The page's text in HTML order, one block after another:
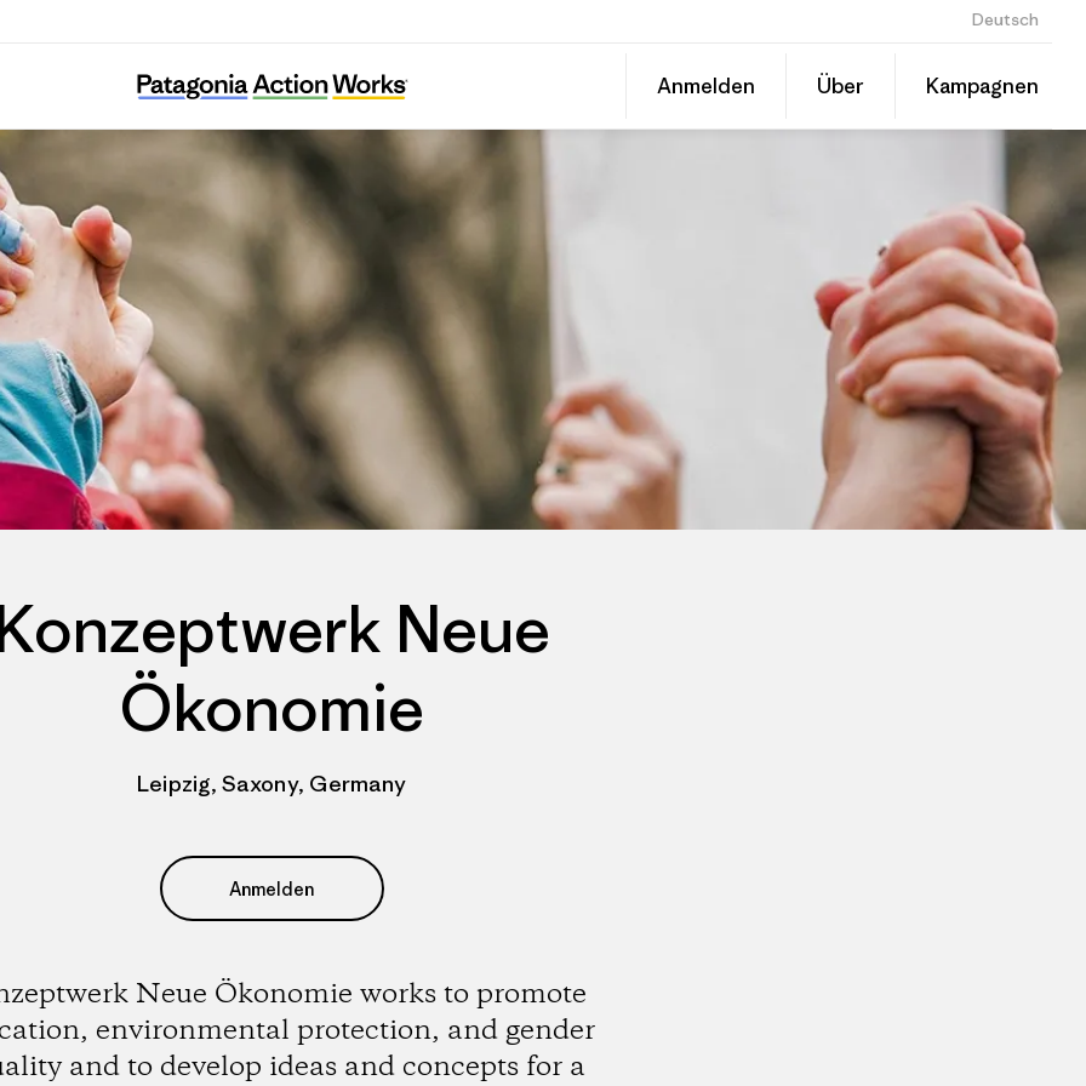
Deutsch
Anmelden Über Kampagnen
Konzeptwerk Neue Ökonomie
Diesen
Beitrag
Neue
Ökonomie
Leipzig, Saxony, Germany
Anmelden
Neue Ökonomie works to promote
environmental protection, and gender
and to develop ideas and concepts for a